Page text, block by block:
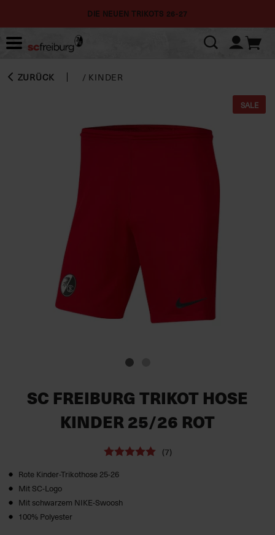
DIE NEUEN TRIKOTS 26-27
ZURÜCK / KINDER
SALE
SC FREIBURG TRIKOT HOSE
KINDER 25/26 ROT
(7)
Rote Kinder-Trikothose 25-26
Mit SC-Logo
Mit schwarzem NIKE-Swoosh
100% Polyester